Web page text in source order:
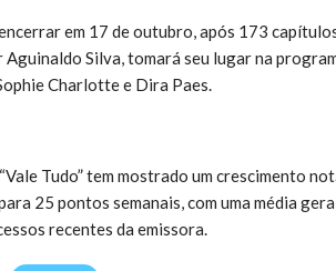
em 17 de outubro, após 173
Aguinaldo Silva, tomará seu lugar na
Charlotte e Dira Paes.
Tudo” tem mostrado um crescimento
25 pontos semanais, com uma média
recentes da emissora.